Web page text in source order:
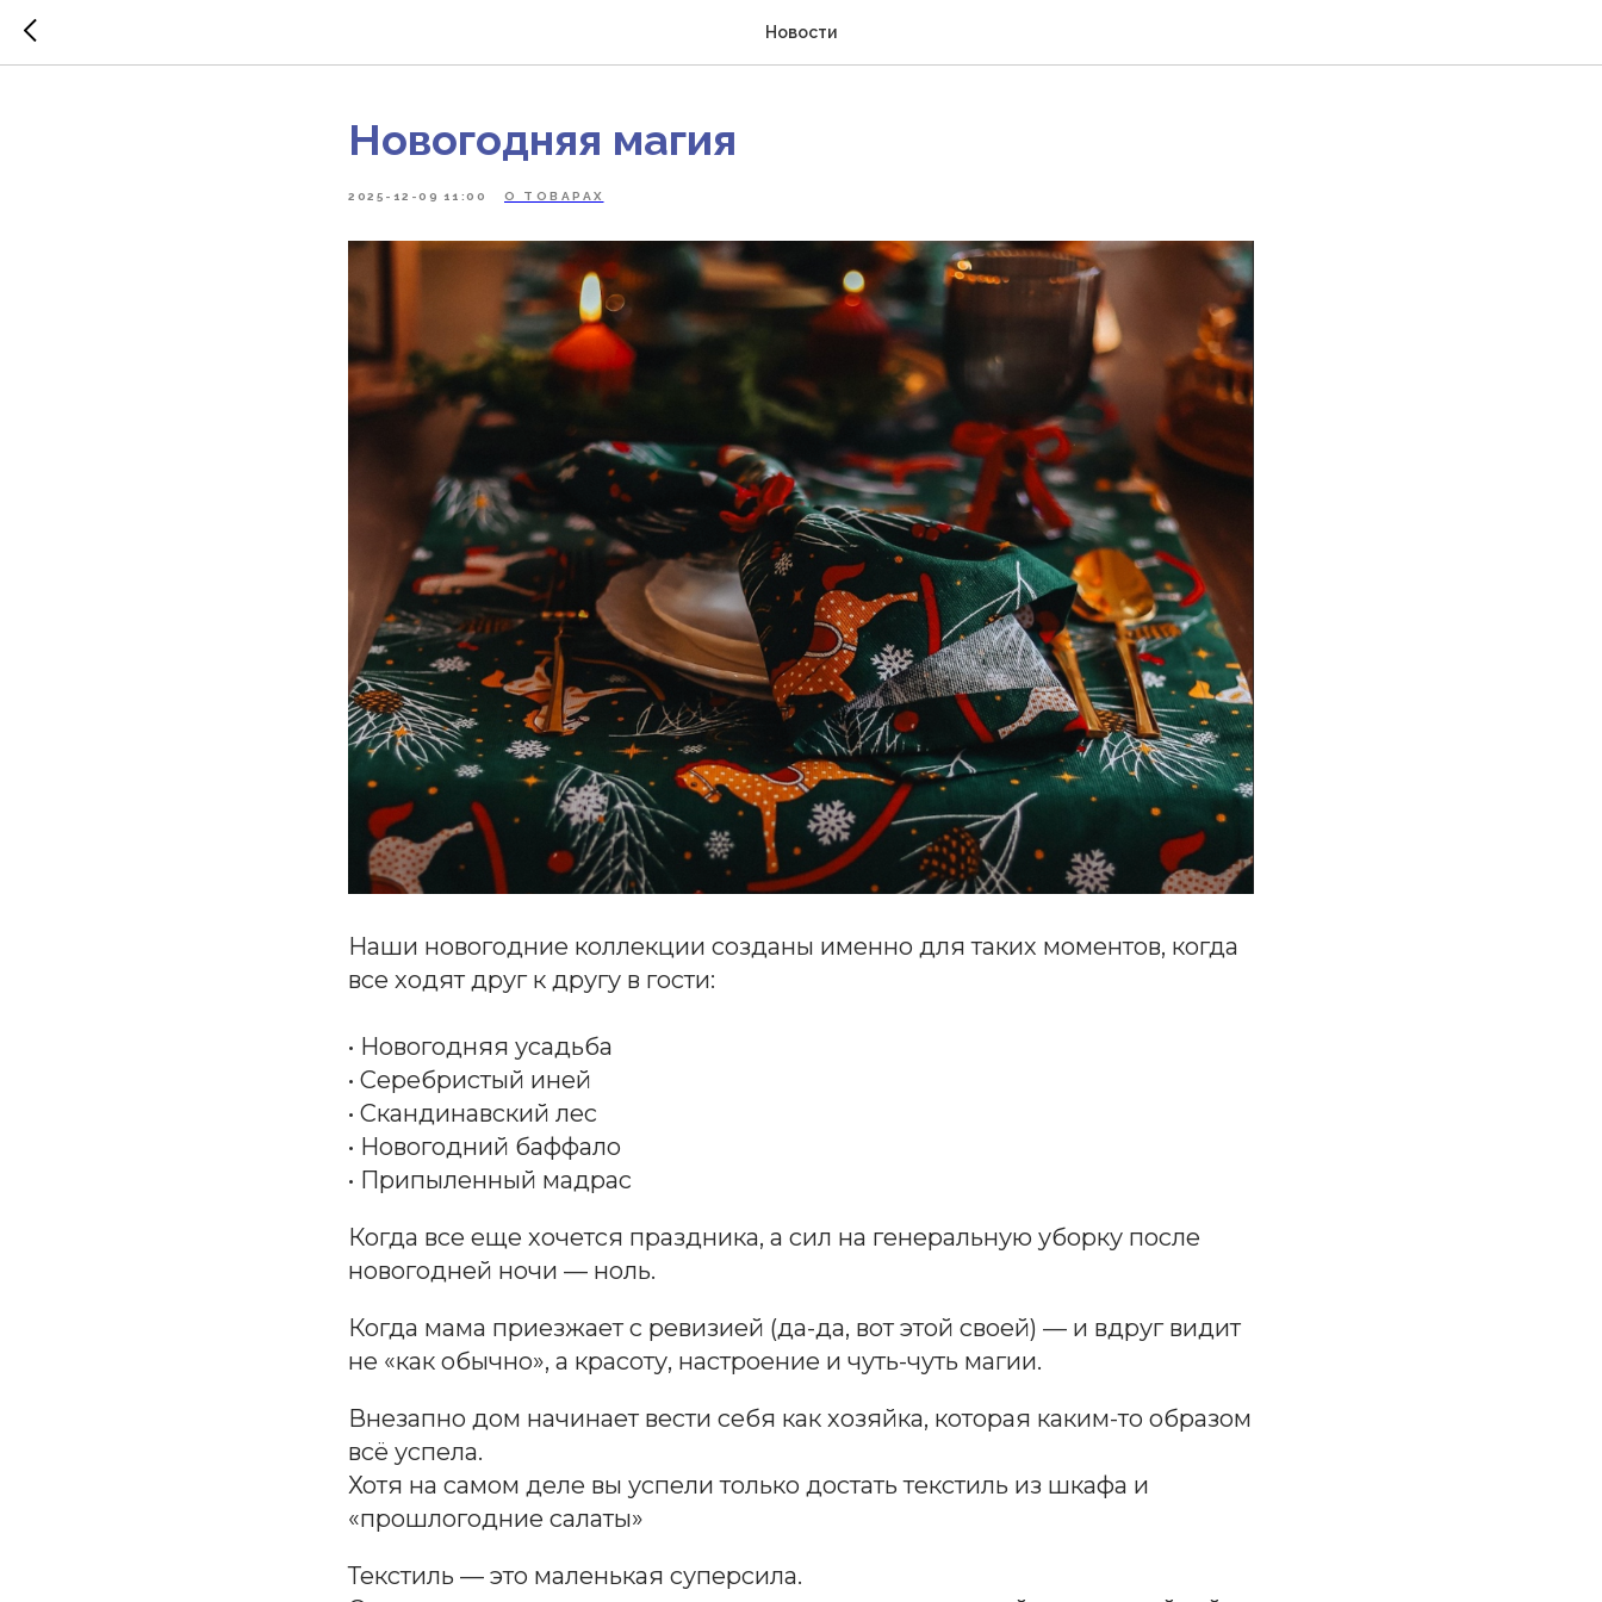
Новости
Новогодняя магия
2025-12-09 11:00 О ТОВАРАХ
Наши новогодние коллекции созданы именно для таких моментов, когда
все ходят друг к другу в гости:
• Новогодняя усадьба
• Серебристый иней
• Скандинавский лес
• Новогодний баффало
• Припыленный мадрас
Когда все еще хочется праздника, а сил на генеральную уборку после
новогодней ночи — ноль.
Когда мама приезжает с ревизией (да-да, вот этой своей) — и вдруг видит
не «как обычно», а красоту, настроение и чуть-чуть магии.
Внезапно дом начинает вести себя как хозяйка, которая каким-то образом
всё успела.
Хотя на самом деле вы успели только достать текстиль из шкафа и
«прошлогодние салаты»
Текстиль — это маленькая суперсила.